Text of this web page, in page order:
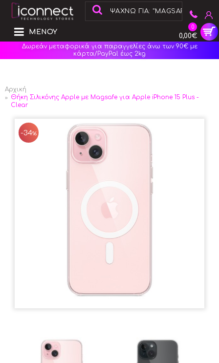
0
0,00€
ΜΕΝΟΥ
Δωρεάν μεταφορικά για παραγγελίες άνω των 90€ με
κάρτα/PayPal έως 2kg
Αρχική
Θήκη Σιλικόνης Apple με Magsafe για Apple iPhone 15 Plus -
Clear
-34%